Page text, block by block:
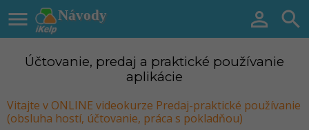
Návody
  
Účtovanie, predaj a praktické používanie
aplikácie
Vitajte v ONLINE videokurze Predaj-praktické používanie
(obsluha hostí, účtovanie, práca s pokladňou)